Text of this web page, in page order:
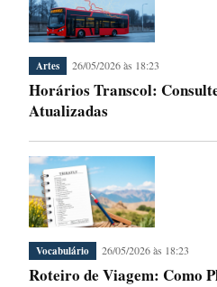
Artes 26/05/2026 às 18:23
Horários Transcol:
Atualizadas
Vocabulário 26/05/2026 às 18:23
Roteiro de Viagem: Como